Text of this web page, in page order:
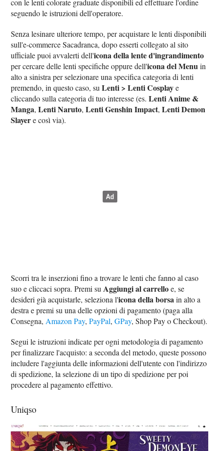
con le lenti colorate graduate disponibili ed effettuare l'ordine
seguendo le istruzioni dell'operatore.
Senza lesinare ulteriore tempo, per acquistare le lenti disponibili
sull'e-commerce Sacadranca, dopo esserti collegato al sito
ufficiale puoi avvalerti dell'icona della lente d'ingrandimento
per cercare delle lenti specifiche oppure dell'icona del Menuin
alto a sinistra per selezionare una specifica categoria di lenti
premendo, in questo caso, suLenti > Lenti Cosplaye
cliccando sulla categoria di tuo interesse (es.Lenti Anime &
Manga,Lenti Naruto,Lenti Genshin Impact,Lenti Demon
Slayere così via).
Scorri tra le inserzioni fino a trovare le lenti che fanno al caso
suo e cliccaci sopra. Premi suAggiungi al carrelloe, se
desideri già acquistarle, seleziona l'icona della borsain alto a
destra e premi su una delle opzioni di pagamento (paga alla
Consegna,Amazon Pay,PayPal,GPay, Shop Pay o Checkout).
Segui le istruzioni indicate per ogni metodologia di pagamento
per finalizzare l'acquisto: a seconda del metodo, queste possono
includere l'aggiunta delle informazioni dell'utente con l'indirizzo
di spedizione, la selezione di un tipo di spedizione per poi
procedere al pagamento effettivo.
Uniqso